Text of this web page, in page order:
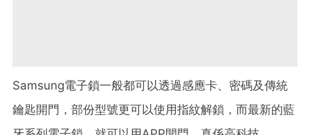
Samsung電子鎖一般都可以透過感應卡、密碼及傳統
鑰匙開門，部份型號更可以使用指紋解鎖，而最新的藍